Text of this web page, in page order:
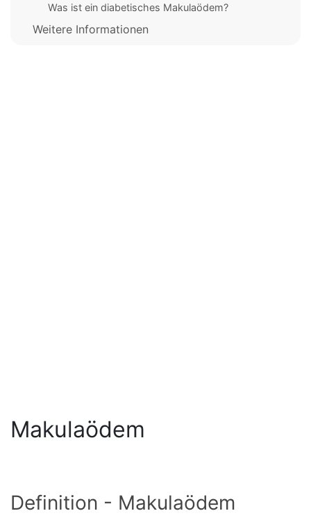
Was ist ein diabetisches Makulaödem?
Weitere Informationen
Makulaödem
Definition - Makulaödem